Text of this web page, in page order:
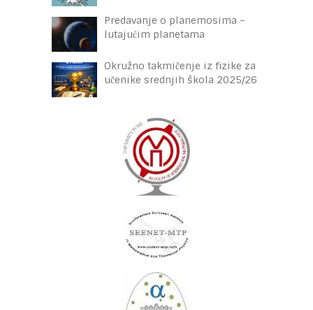
Predavanje o planemosima –
lutajućim planetama
Okružno takmičenje iz fizike za
učenike srednjih škola 2025/26